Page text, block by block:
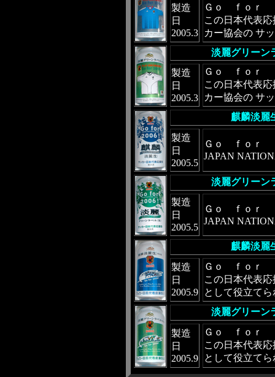
製造
日
2005.3
Ｇｏ ｆｏｒ
この日本代表
カー協会の サ
淡麗グリーン
製造
日
2005.3
Ｇｏ ｆｏｒ
この日本代表
カー協会の サ
麒麟淡麗
製造
日
2005.5
Ｇｏ ｆｏｒ
JAPAN
淡麗グリーン
製造
日
2005.5
Ｇｏ ｆｏｒ
JAPAN
麒麟淡麗
製造
日
2005.9
Ｇｏ ｆｏｒ
この日本代表
として役立て
淡麗グリーン
製造
日
2005.9
Ｇｏ ｆｏｒ
この日本代表
として役立て